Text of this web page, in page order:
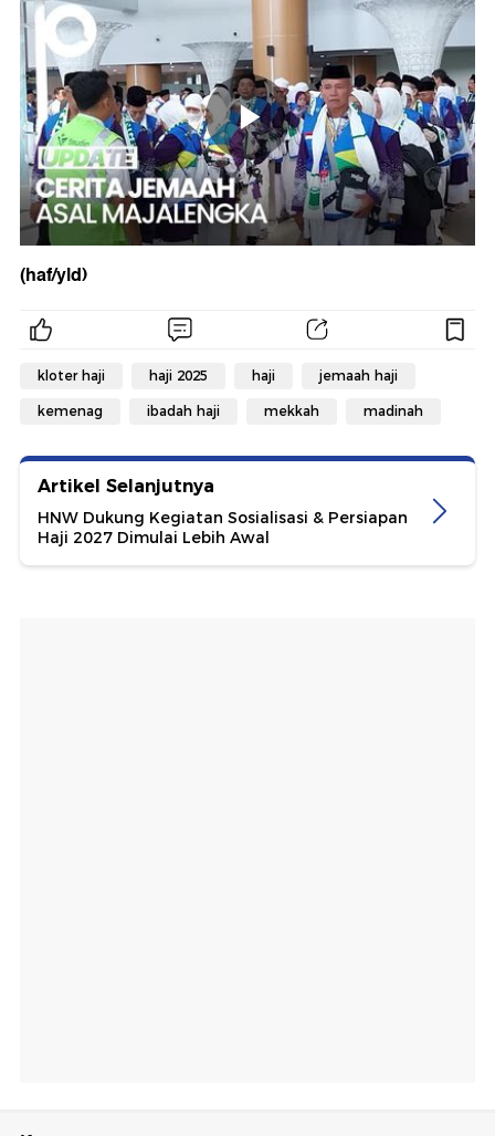
(haf/yld)
kloter haji haji 2025 haji jemaah haji
kemenag ibadah haji mekkah madinah
Artikel Selanjutnya
HNW Dukung Kegiatan Sosialisasi & Persiapan
Haji 2027 Dimulai Lebih Awal